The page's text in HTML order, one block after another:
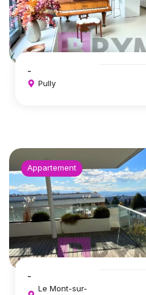
-
Pully
Appartement
-
Le Mont-sur-